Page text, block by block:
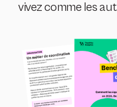
vivez comme les